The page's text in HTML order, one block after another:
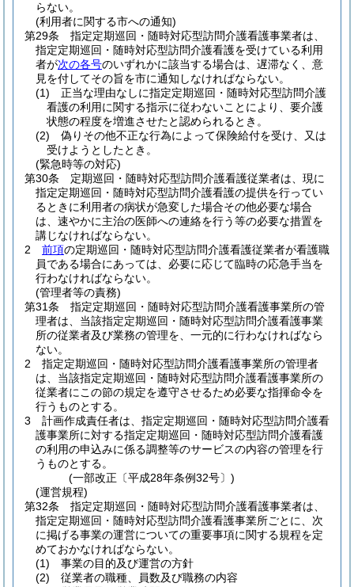
らない。
(利用者に関する市への通知)
第29条
指定定期巡回・随時対応型訪問介護看護事業者は、
指定定期巡回・随時対応型訪問介護看護を受けている利用
者が次の各号のいずれかに該当する場合は、遅滞なく、意
見を付してその旨を市に通知しなければならない。
(1)
正当な理由なしに指定定期巡回・随時対応型訪問介護
看護の利用に関する指示に従わないことにより、要介護
状態の程度を増進させたと認められるとき。
(2)
偽りその他不正な行為によって保険給付を受け、又は
受けようとしたとき。
(緊急時等の対応)
第30条
定期巡回・随時対応型訪問介護看護従業者は、現に
指定定期巡回・随時対応型訪問介護看護の提供を行ってい
るときに利用者の病状が急変した場合その他必要な場合
は、速やかに主治の医師への連絡を行う等の必要な措置を
講じなければならない。
2
前項の定期巡回・随時対応型訪問介護看護従業者が看護職
員である場合にあっては、必要に応じて臨時の応急手当を
行わなければならない。
(管理者等の責務)
第31条
指定定期巡回・随時対応型訪問介護看護事業所の管
理者は、当該指定定期巡回・随時対応型訪問介護看護事業
所の従業者及び業務の管理を、一元的に行わなければなら
ない。
2
指定定期巡回・随時対応型訪問介護看護事業所の管理者
は、当該指定定期巡回・随時対応型訪問介護看護事業所の
従業者にこの節の規定を遵守させるため必要な指揮命令を
行うものとする。
3
計画作成責任者は、指定定期巡回・随時対応型訪問介護看
護事業所に対する指定定期巡回・随時対応型訪問介護看護
の利用の申込みに係る調整等のサービスの内容の管理を行
うものとする。
(一部改正〔平成28年条例32号〕)
(運営規程)
第32条
指定定期巡回・随時対応型訪問介護看護事業者は、
指定定期巡回・随時対応型訪問介護看護事業所ごとに、次
に掲げる事業の運営についての重要事項に関する規程を定
めておかなければならない。
(1)
事業の目的及び運営の方針
(2)
従業者の職種、員数及び職務の内容